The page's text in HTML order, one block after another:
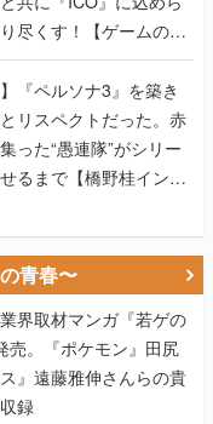
尽くす！【ゲームの企
『ペルソナ3』を築き
リスペクトだった。赤
った“愚連隊”がシリー
るまで【橋野桂インタ
青春〜
界取材マンガ『若ゲの
売。『ポケモン』田尻
』遠藤雅伸さんらの貴
録